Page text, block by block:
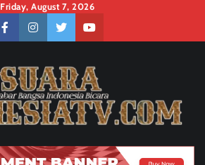
Friday, August 7, 2026
facebookinstagramtwitteryoutube